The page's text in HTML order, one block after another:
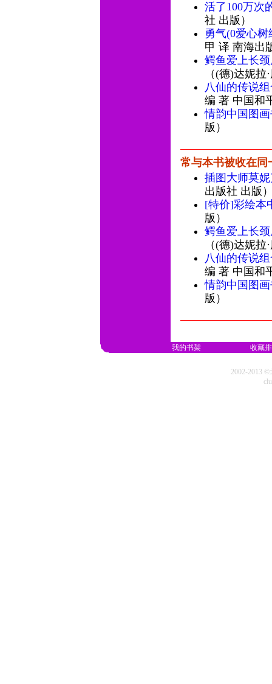
活了100万次
社 出版）
勇气(0爱心树
甲 译 南海出
鳄鱼爱上长
（(德)达妮
八仙的传说
编 著 中国和
情韵中国图
版）
常与本书被收在同
插图大师莫
出版社 出版
[特价]彩绘本
版）
鳄鱼爱上长
（(德)达妮
八仙的传说
编 著 中国和
情韵中国图
版）
我的书架 收藏
2002-2013